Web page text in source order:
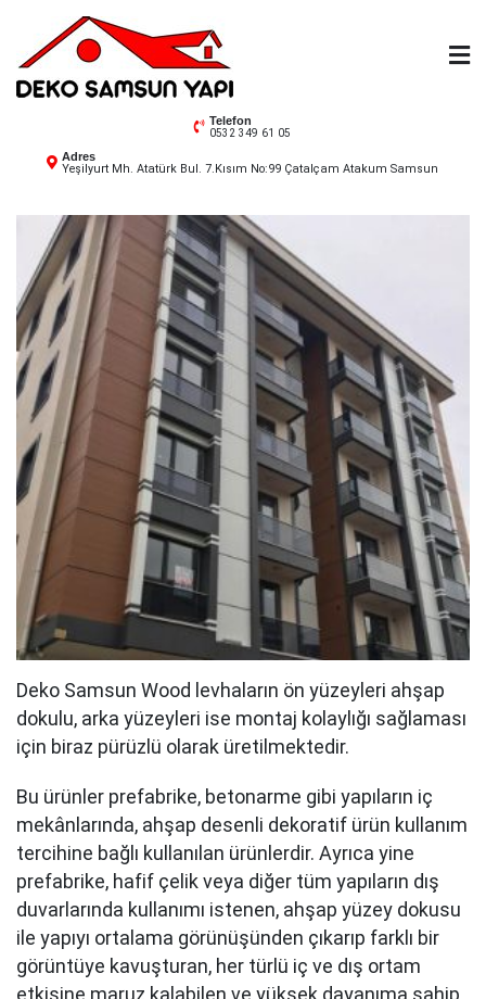
content
Deko Samsun
Telefon
0532 349 61 05
Adres
Yeşilyurt Mh. Atatürk Bul. 7.Kısım No:99 Çatalçam Atakum Samsun
Deko Samsun Wood levhaların ön yüzeyleri ahşap
dokulu, arka yüzeyleri ise montaj kolaylığı sağlaması
için biraz pürüzlü olarak üretilmektedir.
Bu ürünler prefabrike, betonarme gibi yapıların iç
mekânlarında, ahşap desenli dekoratif ürün kullanım
tercihine bağlı kullanılan ürünlerdir. Ayrıca yine
prefabrike, hafif çelik veya diğer tüm yapıların dış
duvarlarında kullanımı istenen, ahşap yüzey dokusu
ile yapıyı ortalama görünüşünden çıkarıp farklı bir
görüntüye kavuşturan, her türlü iç ve dış ortam
etkisine maruz kalabilen ve yüksek dayanıma sahip